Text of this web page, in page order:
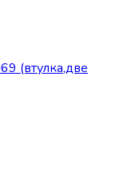
(втулка,две